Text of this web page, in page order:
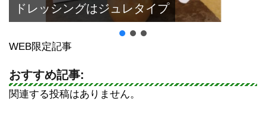
ドレッシングはジュレタイプ
WEB限定記事
おすすめ記事:
関連する投稿はありません。